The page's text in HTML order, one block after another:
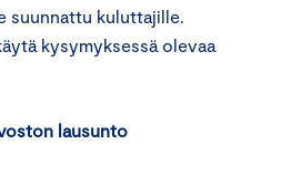
suunnattu kuluttajille.
kysymyksessä olevaa
lausunto